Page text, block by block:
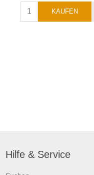
Hilfe & Service